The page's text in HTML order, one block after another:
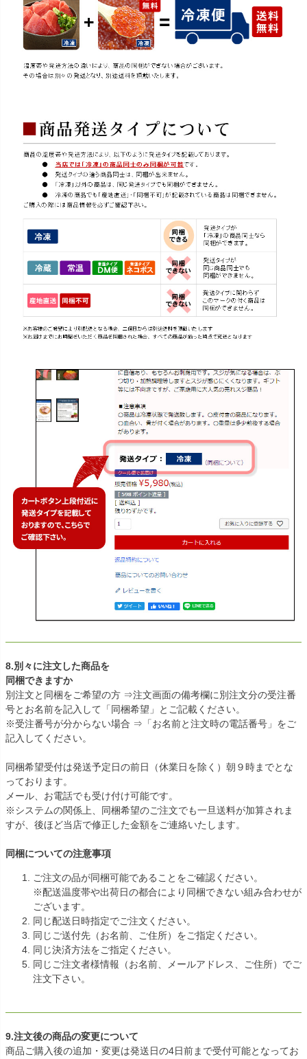
8.別々に注文した商品を
同梱できますか
別注文と同梱をご希望の方 ⇒注文画面の備考欄に別注文分の受注番
号とお名前を記入して「同梱希望」とご記載ください。
※受注番号が分からない場合 ⇒「お名前と注文時の電話番号」をご
記入してください。
同梱希望受付は発送予定日の前日（休業日を除く）朝９時までとな
っております。
メール、お電話でも受け付け可能です。
※システムの関係上、同梱希望のご注文でも一旦送料が加算されま
すが、後ほど当店で修正した金額をご連絡いたします。
同梱についての注意事項
ご注文の品が同梱可能であることをご確認ください。
※配送温度帯や出荷日の都合により同梱できない組み合わせが
ございます。
同じ配送日時指定でご注文ください。
同じご送付先（お名前、ご住所）をご指定ください。
同じ決済方法をご指定ください。
同じご注文者様情報（お名前、メールアドレス、ご住所）でご
注文下さい。
9.注文後の商品の変更について
商品ご購入後の追加・変更は発送日の4日前まで受付可能となってお